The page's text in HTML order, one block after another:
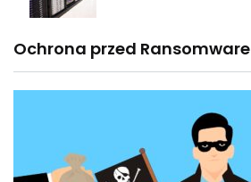
Ochrona przed Ransomware